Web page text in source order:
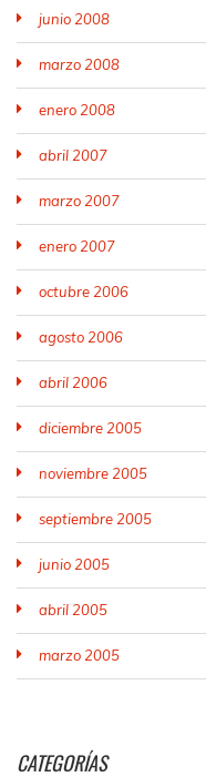
junio 2008
marzo 2008
enero 2008
abril 2007
marzo 2007
enero 2007
octubre 2006
agosto 2006
abril 2006
diciembre 2005
noviembre 2005
septiembre 2005
junio 2005
abril 2005
marzo 2005
CATEGORÍAS